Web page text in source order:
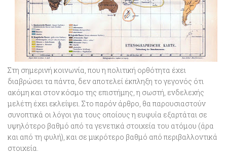
Στη σημερινή κοινωνία, που η πολιτική ορθότητα έχει
διαβρώσει τα πάντα, δεν αποτελεί έκπληξη το γεγονός ότι
ακόμη και στον κόσμο της επιστήμης, η σωστή, ενδελεχής
μελέτη έχει εκλείψει. Στο παρόν άρθρο, θα παρουσιαστούν
συνοπτικά οι λόγοι για τους οποίους η ευφυΐα εξαρτάται σε
υψηλότερο βαθμό από τα γενετικά στοιχεία του ατόμου (άρα
και από τη φυλή), και σε μικρότερο βαθμό από περιβαλλοντικά
στοιχεία.